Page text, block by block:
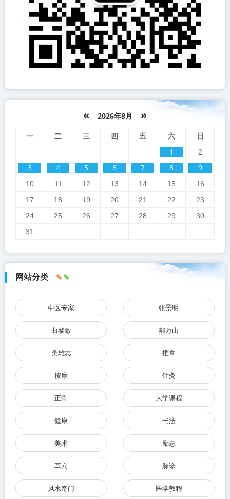
« 2026年8月 »
一 二 三 四 五 六 日
1 2
3 4 5 6 7 8 9
10 11 12 13 14 15
16
17
18 19 20 21 22
23
24
25 26 27 28 29
30
31
网站分类
中医专家 张景明
曲黎敏 郝万山
吴雄志 推拿
按摩 针灸
正骨 大学课程
健康 书法
美术 励志
耳穴 脉诊
风水奇门 医学教程